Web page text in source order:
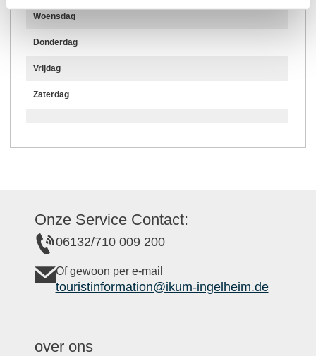
Woensdag
Donderdag
Vrijdag
Zaterdag
Onze Service Contact:
06132/710 009 200
Of gewoon per e-mail
touristinformation@ikum-ingelheim.de
over ons